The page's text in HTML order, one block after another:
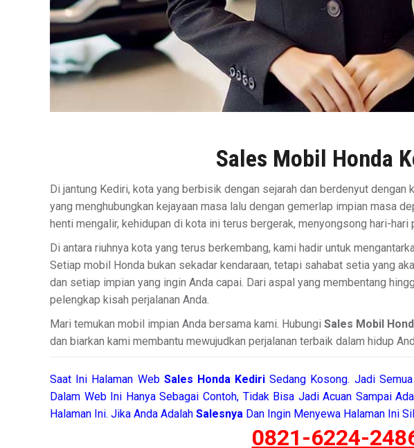
Sales Mobil Honda
Di jantung Kediri, kota yang berbisik dengan sejarah dan berdenyut dengan
yang menghubungkan kejayaan masa lalu dengan gemerlap impian masa
henti mengalir, kehidupan di kota ini terus bergerak, menyongsong hari-hari
Di antara riuhnya kota yang terus berkembang, kami hadir untuk
Setiap mobil Honda bukan sekadar kendaraan, tetapi sahabat setia yang
dan setiap impian yang ingin Anda capai. Dari aspal yang membentang
pelengkap kisah perjalanan Anda.
Mari temukan mobil impian Anda bersama kami. Hubungi Sales Mobil
dan biarkan kami membantu mewujudkan perjalanan terbaik dalam hidup
Saat Ini Halaman Web Sales Honda KediriSedang Kosong. Jadi
Dalam Web Ini Hanya Sebagai Contoh, Tidak Bisa Jadi Acuan Sampai
Halaman Ini. Jika Anda Adalah Salesnya Dan Ingin Menyewa Halaman Ini
0821-6224-